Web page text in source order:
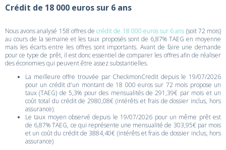
Crédit de 18 000 euros sur 6 ans
Nous avons analysé 158 offres decrédit de 18 000 euros sur 6 ans (soit 72 mois)
au cours de la semaine et les taux proposés sont de 6,87% TAEG en moyenne
mais les écarts entre les offres sont importants. Avant de faire une demande
pour ce type de prêt, il est donc essentiel de comparer les offres afin de réaliser
des économies qui peuvent être assez substantielles.
La meilleure offre trouvée par CheckmonCredit depuis le 19/07/2026
pour un crédit d'un montant de 18 000 euros sur 72 mois propose un
taux (TAEG) de 5,3% pour des mensualités de 291,39€ par mois et un
coût total du crédit de 2980,08€ (intérêts et frais de dossier inclus, hors
assurance).
Le taux moyen observé depuis le 19/07/2026 pour un même prêt est
de 6,87% TAEG, ce qui représente une mensualité de 303,95€ par mois
et un coût du crédit de 3884,40€ (intérêts et frais de dossier inclus, hors
assurance)